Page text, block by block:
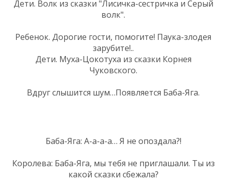
Дети. Волк из сказки "Лисичка-сестричка и Серый
волк".
Ребенок. Дорогие гости, помогите! Паука-злодея
зарубите!..
Дети. Муха-Цокотуха из сказки Корнея
Чуковского.
Вдруг слышится шум…Появляется Баба-Яга.
Баба-Яга: А-а-а-а… Я не опоздала?!
Королева: Баба-Яга, мы тебя не приглашали. Ты из
какой сказки сбежала?